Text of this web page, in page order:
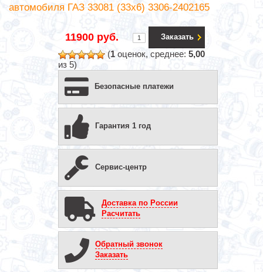
автомобиля ГАЗ 33081 (33х6) 3306-2402165
11900 руб. Заказать
(1 оценок, среднее: 5,00
из 5)
Безопасные платежи
Гарантия 1 год
Сервис-центр
Доставка по России
Расчитать
Обратный звонок
Заказать